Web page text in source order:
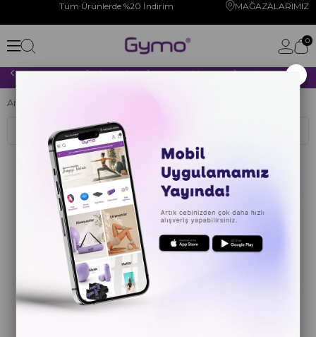
Tüm Ürünlerde %20 İndirim MAĞAZALARIMIZ
0
2000 TL VE ÜZERİ YAPACAĞINIZ TÜM ALIŞVERİŞLERİNİZDE KARGO ÜCRETSİZ!
Anasayfa
Sıralama